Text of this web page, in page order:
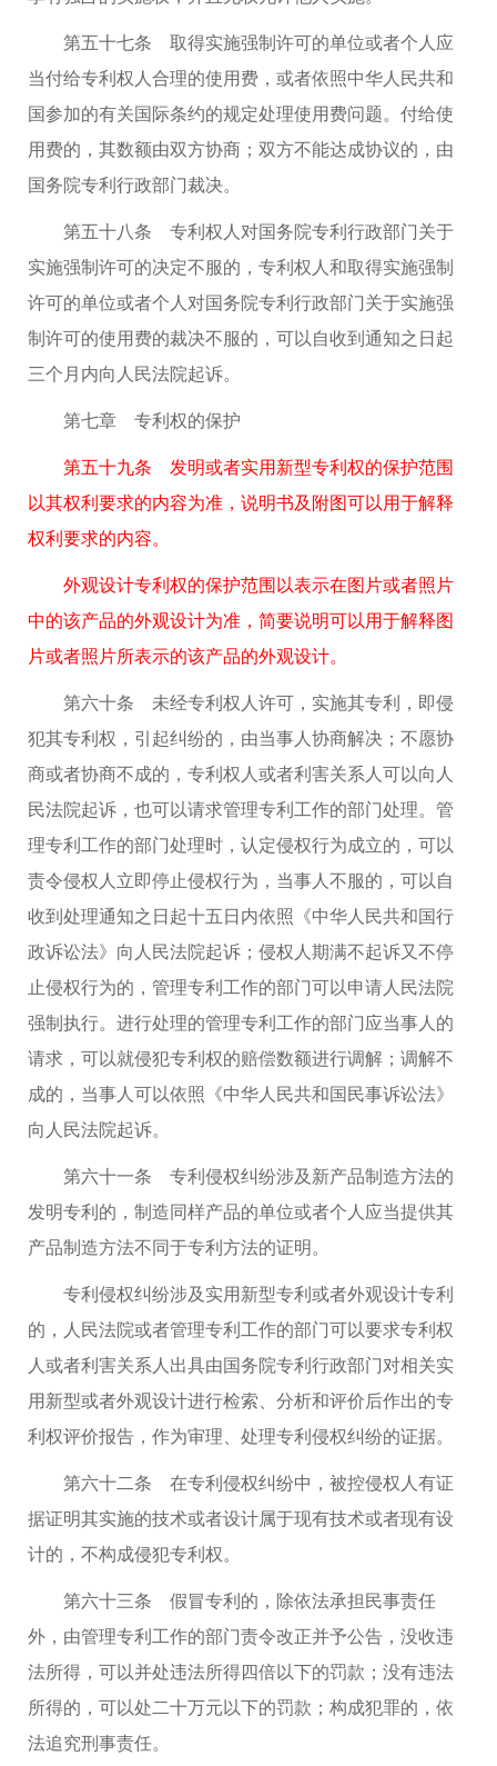
第五十七条 取得实施强制许可的单位或者个人应
当付给专利权人合理的使用费，或者依照中华人民共和
国参加的有关国际条约的规定处理使用费问题。付给使
用费的，其数额由双方协商；双方不能达成协议的，由
国务院专利行政部门裁决。
第五十八条 专利权人对国务院专利行政部门关于
实施强制许可的决定不服的，专利权人和取得实施强制
许可的单位或者个人对国务院专利行政部门关于实施强
制许可的使用费的裁决不服的，可以自收到通知之日起
三个月内向人民法院起诉。
第七章 专利权的保护
第五十九条 发明或者实用新型专利权的保护范围
以其权利要求的内容为准，说明书及附图可以用于解释
权利要求的内容。
外观设计专利权的保护范围以表示在图片或者照片
中的该产品的外观设计为准，简要说明可以用于解释图
片或者照片所表示的该产品的外观设计。
第六十条 未经专利权人许可，实施其专利，即侵
犯其专利权，引起纠纷的，由当事人协商解决；不愿协
商或者协商不成的，专利权人或者利害关系人可以向人
民法院起诉，也可以请求管理专利工作的部门处理。管
理专利工作的部门处理时，认定侵权行为成立的，可以
责令侵权人立即停止侵权行为，当事人不服的，可以自
收到处理通知之日起十五日内依照《中华人民共和国行
政诉讼法》向人民法院起诉；侵权人期满不起诉又不停
止侵权行为的，管理专利工作的部门可以申请人民法院
强制执行。进行处理的管理专利工作的部门应当事人的
请求，可以就侵犯专利权的赔偿数额进行调解；调解不
成的，当事人可以依照《中华人民共和国民事诉讼法》
向人民法院起诉。
第六十一条 专利侵权纠纷涉及新产品制造方法的
发明专利的，制造同样产品的单位或者个人应当提供其
产品制造方法不同于专利方法的证明。
专利侵权纠纷涉及实用新型专利或者外观设计专利
的，人民法院或者管理专利工作的部门可以要求专利权
人或者利害关系人出具由国务院专利行政部门对相关实
用新型或者外观设计进行检索、分析和评价后作出的专
利权评价报告，作为审理、处理专利侵权纠纷的证据。
第六十二条 在专利侵权纠纷中，被控侵权人有证
据证明其实施的技术或者设计属于现有技术或者现有设
计的，不构成侵犯专利权。
第六十三条 假冒专利的，除依法承担民事责任
外，由管理专利工作的部门责令改正并予公告，没收违
法所得，可以并处违法所得四倍以下的罚款；没有违法
所得的，可以处二十万元以下的罚款；构成犯罪的，依
法追究刑事责任。